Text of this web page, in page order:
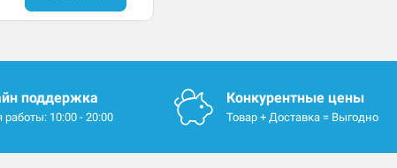
поддержка
работы: 10:00 - 20:00
Конкурентные цены
Товар + Доставка = Выгодно